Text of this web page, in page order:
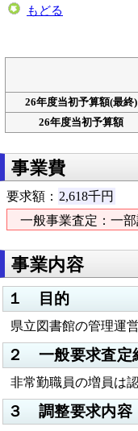
もどる
26年度当初予算額(最終)
26年度当初予算額
事業費
要求額： 2,618千円
一般事業査定：
事業内容
１ 目的
県立図書館の管理運
２ 一般要求査定
非常勤職員の増員は
３ 調整要求内容